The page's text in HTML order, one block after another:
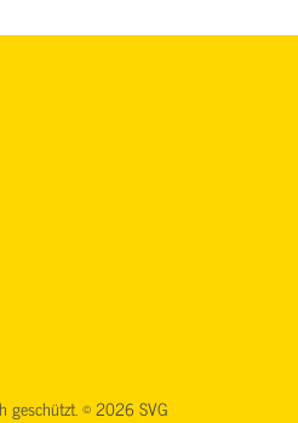
geschützt. © 2026 SVG